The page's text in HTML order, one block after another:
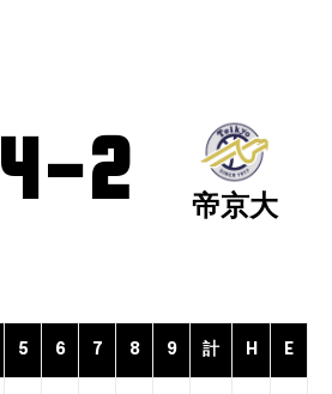
4-2 帝京大
5 6 7 8 9 計 H E